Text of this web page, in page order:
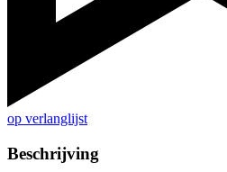
op verlanglijst
Beschrijving